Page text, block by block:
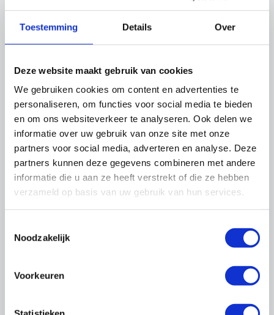
Toestemming Details Over
Deze website maakt gebruik van cookies
We gebruiken cookies om content en advertenties te
personaliseren, om functies voor social media te bieden
en om ons websiteverkeer te analyseren. Ook delen we
informatie over uw gebruik van onze site met onze
partners voor social media, adverteren en analyse. Deze
partners kunnen deze gegevens combineren met andere
informatie die u aan ze heeft verstrekt of die ze hebben
verzameld op basis van uw gebruik van hun services.
Noodzakelijk
Voorkeuren
worden ze meegenomen in ondernemerschap en
werknemerschap. Daarmee kunnen ze straks
Lees ook Maartens andere blogs
Meer over dit onderwerp:
Begeleiding voor leermeesters
Leermeester worden
Erkend leerbedrijf worden
Leerlingen opleiden
Meer over loopbaanontwikkeling
OnderhoudNL Trainingen